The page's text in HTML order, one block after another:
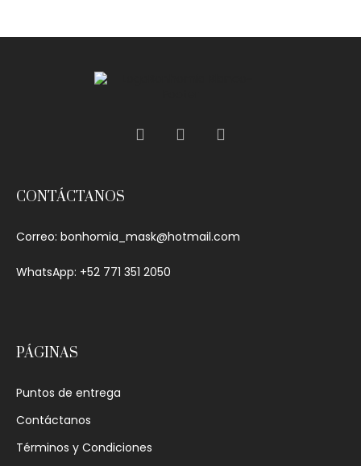
CONTÁCTANOS
Correo: bonhomia_mask@hotmail.com
WhatsApp: +52 771 351 2050
PÁGINAS
Puntos de entrega
Contáctanos
Términos y Condiciones